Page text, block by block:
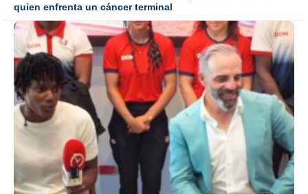
quien enfrenta un cáncer terminal